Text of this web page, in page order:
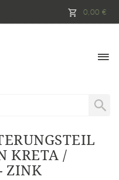
0,00 €
R
/ R